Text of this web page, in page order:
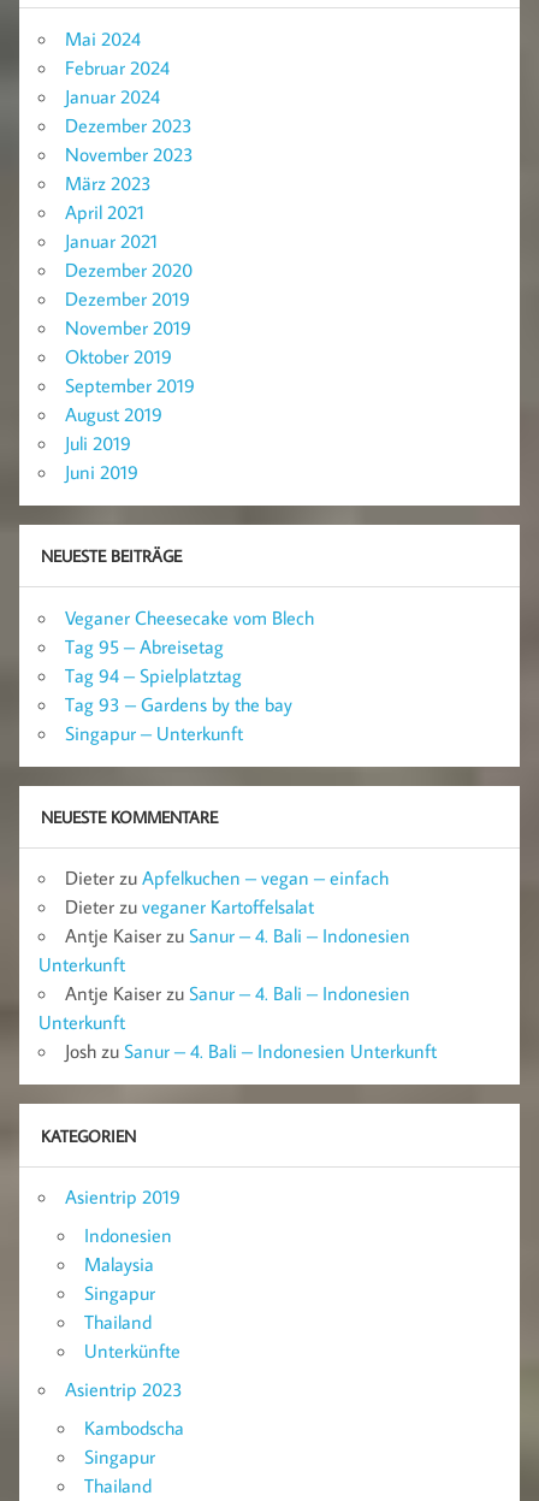
Mai 2024
Februar 2024
Januar 2024
Dezember 2023
November 2023
März 2023
April 2021
Januar 2021
Dezember 2020
Dezember 2019
November 2019
Oktober 2019
September 2019
August 2019
Juli 2019
Juni 2019
NEUESTE BEITRÄGE
Veganer Cheesecake vom Blech
Tag 95 – Abreisetag
Tag 94 – Spielplatztag
Tag 93 – Gardens by the bay
Singapur – Unterkunft
NEUESTE KOMMENTARE
Dieter zu Apfelkuchen – vegan – einfach
Dieter zu veganer Kartoffelsalat
Antje Kaiser zu Sanur – 4. Bali – Indonesien
Unterkunft
Antje Kaiser zu Sanur – 4. Bali – Indonesien
Unterkunft
Josh zu Sanur – 4. Bali – Indonesien Unterkunft
KATEGORIEN
Asientrip 2019
Indonesien
Malaysia
Singapur
Thailand
Unterkünfte
Asientrip 2023
Kambodscha
Singapur
Thailand